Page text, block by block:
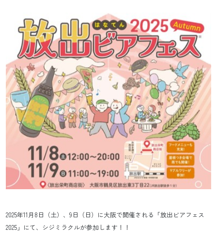
2025年11月8日（土）、9日（日）に大阪で開催される「放出ビアフェス
2025」にて、シジミラクルが参加します！！